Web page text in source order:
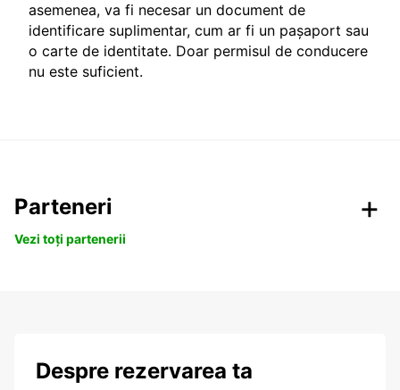
asemenea, va fi necesar un document de
identificare suplimentar, cum ar fi un pașaport sau
o carte de identitate. Doar permisul de conducere
nu este suficient.
Parteneri
Vezi toți partenerii
Despre rezervarea ta